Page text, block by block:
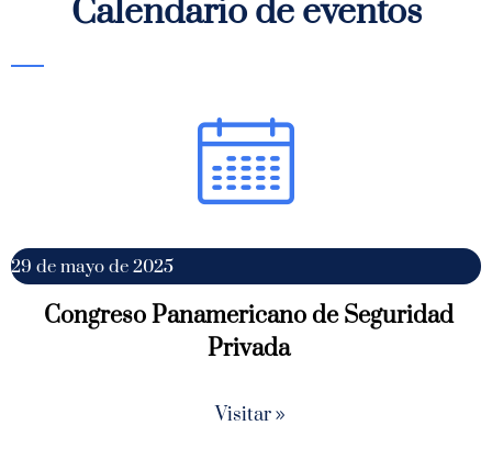
Calendario de eventos
29 de mayo de 2025
Congreso Panamericano de Seguridad
Privada
Visitar